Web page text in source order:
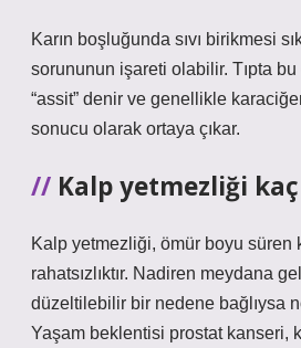
Karın boşluğunda sıvı birikmesi
sorununun işareti olabilir. Tıpta bu
“assit” denir ve genellikle
sonucu olarak ortaya çıkar.
Kalp yetmezliği
Kalp yetmezliği, ömür boyu süren
rahatsızlıktır. Nadiren meydana
düzeltilebilir bir nedene bağlıysa
Yaşam beklentisi prostat kanseri,